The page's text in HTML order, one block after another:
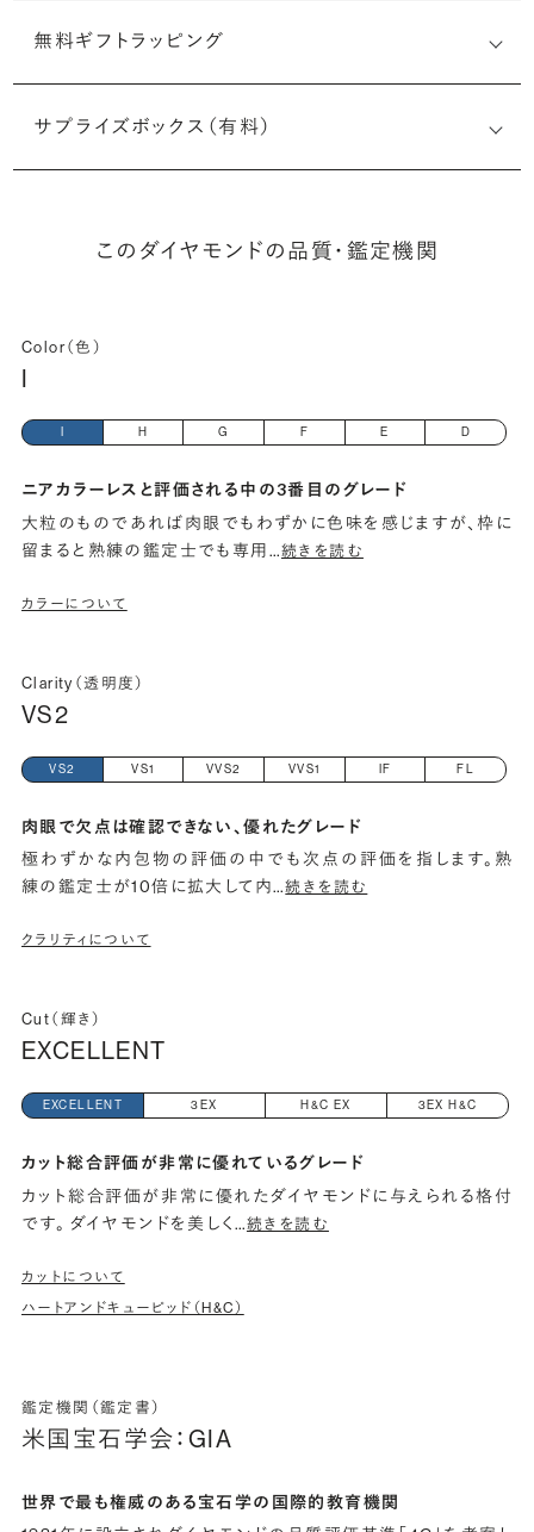
無料ギフトラッピング
サプライズボックス（有料）
このダイヤモンドの品質・鑑定機関
Color（色）
H G F E D
ニアカラーレスと評価される中の3番目のグレード
大粒のものであれば肉眼でもわずかに色味を感じますが、枠に
留まると熟練の鑑定士でも専用 …続きを読む
カラーについて
Clarity（透明度）
VS2
VS2 VS1 VVS2 VVS1 IF FL
肉眼で欠点は確認できない、優れたグレード
極わずかな内包物の評価の中でも次点の評価を指します。熟
練の鑑定士が10倍に拡大して内…続きを読む
クラリティについて
Cut（輝き）
EXCELLENT
EXCELLENT 3EX H&C EX 3EX H&C
カット総合評価が非常に優れているグレード
カット総合評価が非常に優れたダイヤモンドに与えられる格付
です。 ダイヤモンドを美しく…続きを読む
カットについて
ハートアンドキューピッド（H&C）
鑑定機関（鑑定書）
米国宝石学会：GIA
世界で最も権威のある宝石学の国際的教育機関